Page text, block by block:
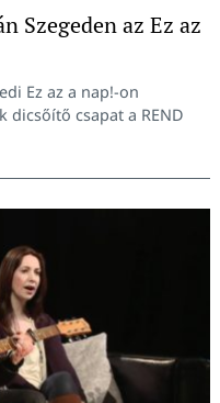
Szegeden az Ez az
Ez az a nap!-on
dicsőítő csapat a REND